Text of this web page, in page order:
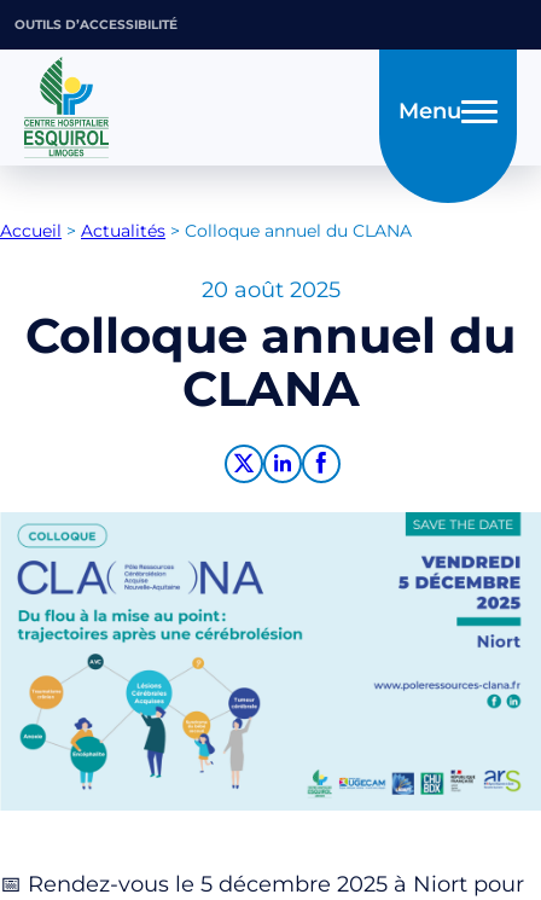
OUTILS D’ACCESSIBILITÉ
Menu
Accueil > Actualités > Colloque annuel du CLANA
20 août 2025
Colloque annuel du
CLANA
📅 Rendez-vous le 5 décembre 2025 à Niort pour